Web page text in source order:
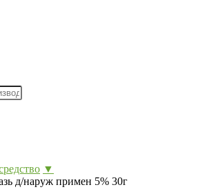
▼
д/наруж примен 5% 30г